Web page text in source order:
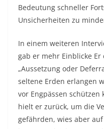
Bedeutung schneller
Unsicherheiten zu
In einem weiteren
gab er mehr Einblicke Er
„Aussetzung oder
seltene Erden erlangen
vor Engpässen schützen
hielt er zurück, um die
gefährden, wies aber